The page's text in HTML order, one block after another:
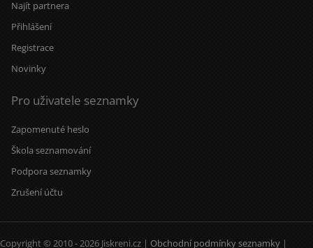
Najít partnera
Přihlášení
Registrace
Novinky
Pro uživatele seznamky
Zapomenuté heslo
Škola seznamování
Podpora seznamky
Zrušení účtu
Copyright © 2010 - 2026 Jiskreni.cz | Obchodní podmínky seznamky |